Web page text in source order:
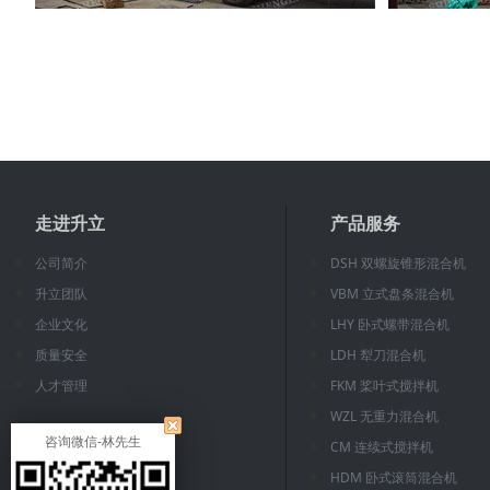
走进升立
公司简介
升立团队
企业文化
质量安全
人才管理
产品服务
DSH 双螺旋锥形混合机
VBM 立式盘条混合机
LHY 卧式螺带混合机
LDH 犁刀混合机
FKM 桨叶式搅拌机
WZL 无重力混合机
CM 连续式搅拌机
HDM 卧式滚筒混合机
咨询微信-林先生